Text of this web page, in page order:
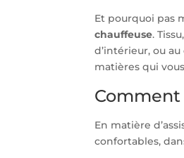
Et pourquoi pas
chauffeuse.
d’intérieur, ou
matières qui
Comment
En matière
confortables,